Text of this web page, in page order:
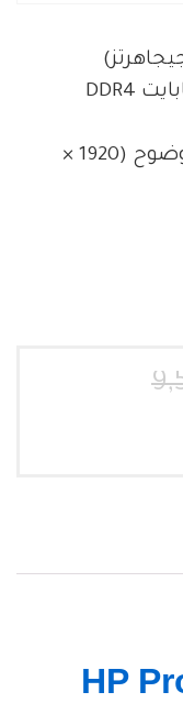
14 بوصة بدقة عالية الوضوح (1920 ×
السعر
السعر
HP